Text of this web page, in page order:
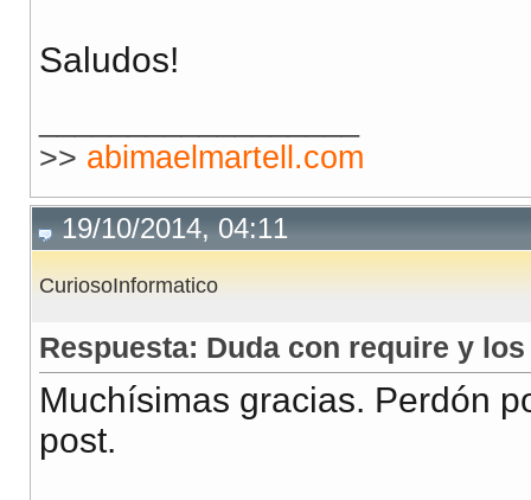
Saludos!
>> abimaelmartell.com
19/10/2014, 04:11
CuriosoInformatico
Respuesta: Duda con require y
Muchísimas gracias. Perdón
post.